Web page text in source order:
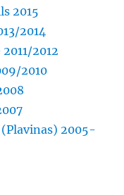
2015
2014
2012
2010
2005-